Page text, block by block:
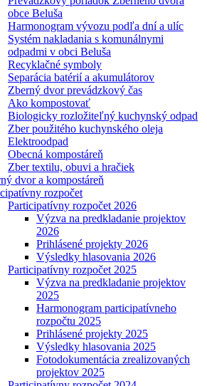
obce Beluša
Harmonogram vývozu podľa dní a ulíc
Systém nakladania s komunálnymi
odpadmi v obci Beluša
Recyklačné symboly
Separácia batérií a akumulátorov
Zberný dvor prevádzkový čas
Ako kompostovať
Biologicky rozložiteľný kuchynský odpad
Zber použitého kuchynského oleja
Elektroodpad
Obecná kompostáreň
Zber textilu, obuvi a hračiek
dvor a kompostáreň
rozpočet
Participatívny rozpočet 2026
Výzva na predkladanie projektov
2026
Prihlásené projekty 2026
Výsledky hlasovania 2026
Participatívny rozpočet 2025
Výzva na predkladanie projektov
2025
Harmonogram participatívneho
rozpočtu 2025
Prihlásené projekty 2025
Výsledky hlasovania 2025
Fotodokumentácia zrealizovaných
projektov 2025